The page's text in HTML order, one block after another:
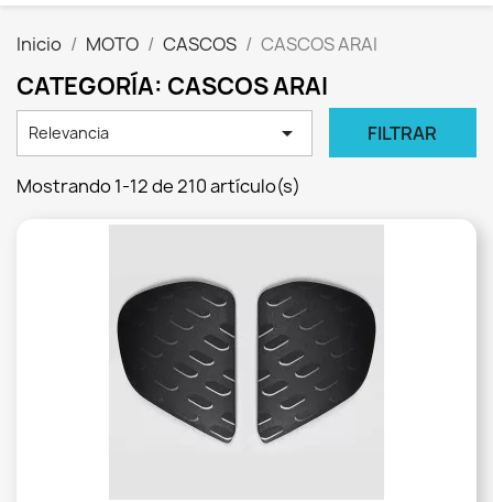
Inicio MOTO CASCOS CASCOS ARAI
CATEGORÍA: CASCOS ARAI
Relevancia  FILTRAR
Mostrando 1-12 de 210 artículo(s)